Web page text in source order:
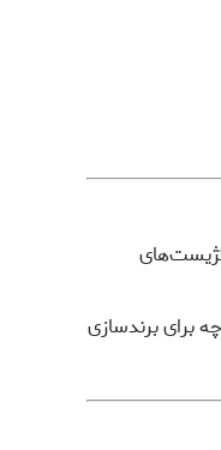
برای برندسازی